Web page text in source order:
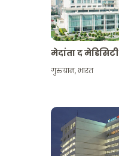
मेदांता द मेडिसिटी
गुरुग्राम,भारत